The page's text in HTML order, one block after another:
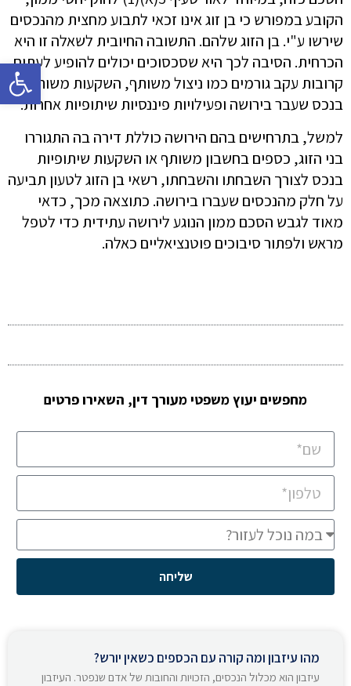
הקובע במפורש כי בן זוג אינו זכאי לתבוע מחצית מהנכסים
שירשו ע"י. בן הזוג שלהם. התשובה החיובית לשאלה זו היא
הכרחית. הסיבה לכך היא שסכסוכים יכולים להופיע לעתים
קרובות עקב גורמים כמו ניצול משותף, השקעות משותפות
בנכס שעבר בירושה ופעילויות פיננסיות שיתופיות אחרות.
למשל, בתרחישים בהם הירושה כוללת דירה בה התגוררו
בני הזוג, כספים בחשבון משותף או השקעות שיתופיות
בנכס לצורך השבחתו והשבחתו, רשאי בן הזוג לטעון תביעה
על חלק מהנכסים שעברו בירושה. כתוצאה מכך, כדאי
מאוד לגבש הסכם ממון הנוגע לירושה עתידית כדי לטפל
מראש ולפתור סיבוכים פוטנציאליים כאלה.
מחפשים יעוץ משפטי מעורך דין, השאירו פרטים
שליחה
מהו עיזבון ומה קורה עם הכספים כשאין יורש?
עיזבון הוא מכלול הנכסים, הזכויות והחובות של אדם שנפטר. העיזבון